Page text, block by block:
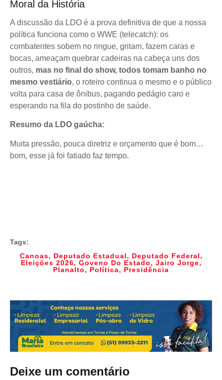
Moral da História
A discussão da LDO é a prova definitiva de que a nossa
política funciona como o WWE (telecatch): os
combatentes sobem no ringue, gritam, fazem caras e
bocas, ameaçam quebrar cadeiras na cabeça uns dos
outros, mas no final do show, todos tomam banho no
mesmo vestiário, o roteiro continua o mesmo e o público
volta para casa de ônibus, pagando pedágio caro e
esperando na fila do postinho de saúde.
Resumo da LDO gaúcha:
Muita pressão, pouca diretriz e orçamento que é bom…
bom, esse já foi fatiado faz tempo.
Tags:
Canoas, Deputado Estadual, Deputado Federal,
Eleições 2026, Goveno Do Estado, Jairo Jorge,
Planalto, Política, Presidência
Deixe um comentário